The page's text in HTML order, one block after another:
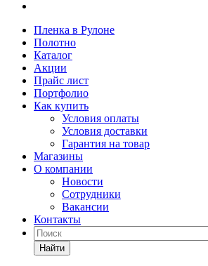
Пленка в Рулоне
Полотно
Каталог
Акции
Прайс лист
Портфолио
Как купить
Условия оплаты
Условия доставки
Гарантия на товар
Магазины
О компании
Новости
Сотрудники
Вакансии
Контакты
Найти